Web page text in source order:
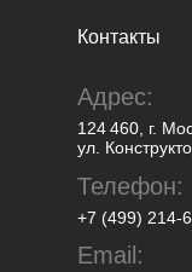
Контакты
Email:
Телефон:
+7 (499) 214-
Адрес:
124 460, г.
ул.